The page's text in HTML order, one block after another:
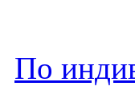
По